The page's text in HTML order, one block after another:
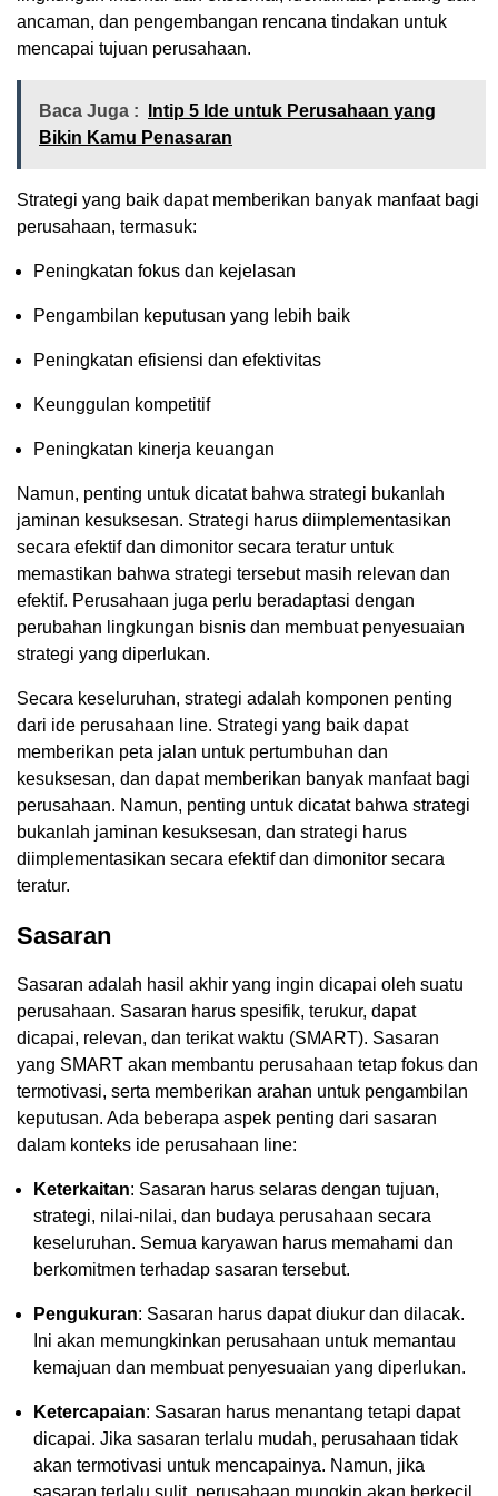
ancaman, dan pengembangan rencana tindakan untuk
mencapai tujuan perusahaan.
Baca Juga :
Intip 5 Ide untuk Perusahaan yang
Bikin Kamu Penasaran
Strategi yang baik dapat memberikan banyak manfaat bagi
perusahaan, termasuk:
Peningkatan fokus dan kejelasan
Pengambilan keputusan yang lebih baik
Peningkatan efisiensi dan efektivitas
Keunggulan kompetitif
Peningkatan kinerja keuangan
Namun, penting untuk dicatat bahwa strategi bukanlah
jaminan kesuksesan. Strategi harus diimplementasikan
secara efektif dan dimonitor secara teratur untuk
memastikan bahwa strategi tersebut masih relevan dan
efektif. Perusahaan juga perlu beradaptasi dengan
perubahan lingkungan bisnis dan membuat penyesuaian
strategi yang diperlukan.
Secara keseluruhan, strategi adalah komponen penting
dari ide perusahaan line. Strategi yang baik dapat
memberikan peta jalan untuk pertumbuhan dan
kesuksesan, dan dapat memberikan banyak manfaat bagi
perusahaan. Namun, penting untuk dicatat bahwa strategi
bukanlah jaminan kesuksesan, dan strategi harus
diimplementasikan secara efektif dan dimonitor secara
teratur.
Sasaran
Sasaran adalah hasil akhir yang ingin dicapai oleh suatu
perusahaan. Sasaran harus spesifik, terukur, dapat
dicapai, relevan, dan terikat waktu (SMART). Sasaran
yang SMART akan membantu perusahaan tetap fokus dan
termotivasi, serta memberikan arahan untuk pengambilan
keputusan. Ada beberapa aspek penting dari sasaran
dalam konteks ide perusahaan line:
Keterkaitan: Sasaran harus selaras dengan tujuan,
strategi, nilai-nilai, dan budaya perusahaan secara
keseluruhan. Semua karyawan harus memahami dan
berkomitmen terhadap sasaran tersebut.
Pengukuran: Sasaran harus dapat diukur dan dilacak.
Ini akan memungkinkan perusahaan untuk memantau
kemajuan dan membuat penyesuaian yang diperlukan.
Ketercapaian: Sasaran harus menantang tetapi dapat
dicapai. Jika sasaran terlalu mudah, perusahaan tidak
akan termotivasi untuk mencapainya. Namun, jika